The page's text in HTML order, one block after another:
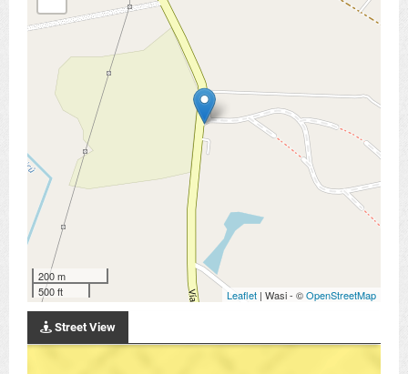
200 m
500 ft
Leaflet | Wasi - ©OpenStreetMap
Street View